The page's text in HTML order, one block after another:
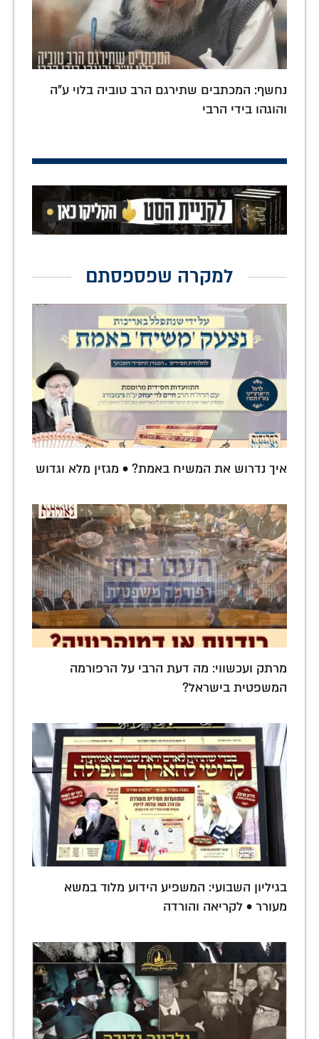
נחשף: המכתבים שתירגם הרב טוביה בלוי ע"ה
והוגהו בידי הרבי
למקרה שפספסתם
איך נדרוש את המשיח באמת? • מגזין מלא וגדוש
מרתק ועכשווי: מה דעת הרבי על הרפורמה
המשפטית בישראל?
בגיליון השבועי: המשפיע הידוע מלוד במשא
מעורר • לקריאה והורדה